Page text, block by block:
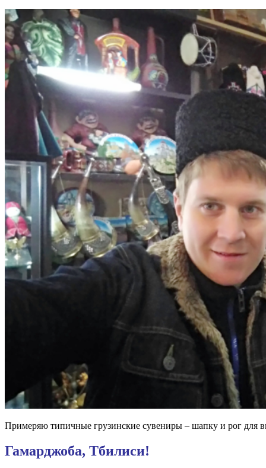
Примеряю типичные грузинские сувениры – шапку и рог для
Гамарджоба, Тбилиси!